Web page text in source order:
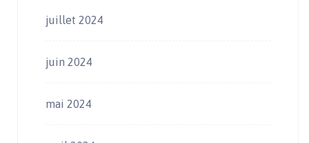
juillet 2024
juin 2024
mai 2024